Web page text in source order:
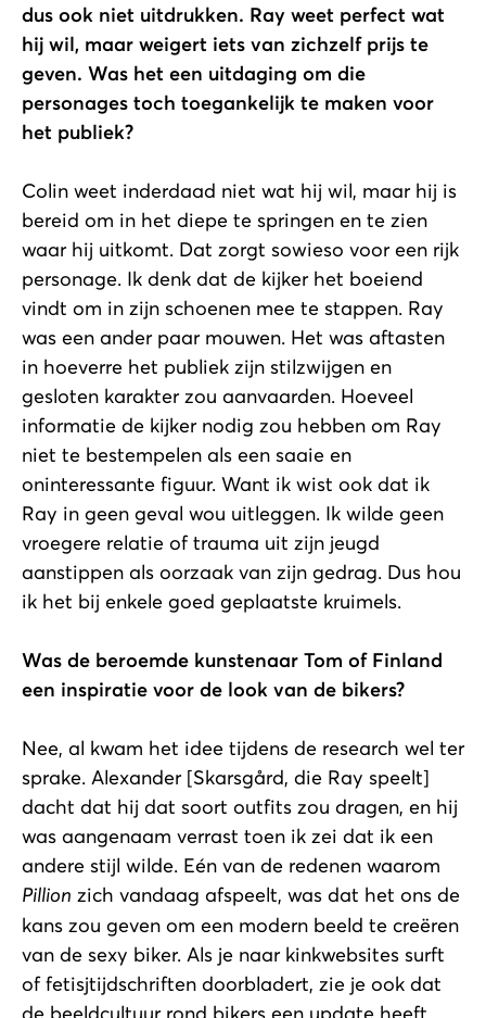
dus ook niet uitdrukken. Ray weet perfect wat
hij wil, maar weigert iets van zichzelf prijs te
geven. Was het een uitdaging om die
personages toch toegankelijk te maken voor
het publiek?
Colin weet inderdaad niet wat hij wil, maar hij is
bereid om in het diepe te springen en te zien
waar hij uitkomt. Dat zorgt sowieso voor een rijk
personage. Ik denk dat de kijker het boeiend
vindt om in zijn schoenen mee te stappen. Ray
was een ander paar mouwen. Het was aftasten
in hoeverre het publiek zijn stilzwijgen en
gesloten karakter zou aanvaarden. Hoeveel
informatie de kijker nodig zou hebben om Ray
niet te bestempelen als een saaie en
oninteressante figuur. Want ik wist ook dat ik
Ray in geen geval wou uitleggen. Ik wilde geen
vroegere relatie of trauma uit zijn jeugd
aanstippen als oorzaak van zijn gedrag. Dus hou
ik het bij enkele goed geplaatste kruimels.
Was de beroemde kunstenaar Tom of Finland
een inspiratie voor de look van de bikers?
Nee, al kwam het idee tijdens de research wel ter
sprake. Alexander [Skarsgård, die Ray speelt]
dacht dat hij dat soort outfits zou dragen, en hij
was aangenaam verrast toen ik zei dat ik een
andere stijl wilde. Eén van de redenen waarom
Pillion zich vandaag afspeelt, was dat het ons de
kans zou geven om een modern beeld te creëren
van de sexy biker. Als je naar kinkwebsites surft
of fetisjtijdschriften doorbladert, zie je ook dat
de beeldcultuur rond bikers een update heeft